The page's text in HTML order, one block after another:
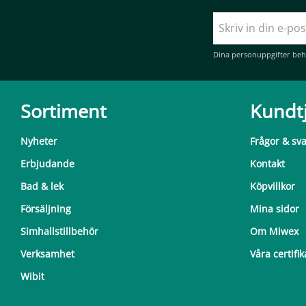
Dina personuppgifter
Sortiment
Nyheter
Erbjudande
Bad & lek
Försäljning
Simhallstillbehör
Verksamhet
Wibit
Frågor &
Kontakt
Köpvillkor
Mina sidor
Om Miwex
Våra